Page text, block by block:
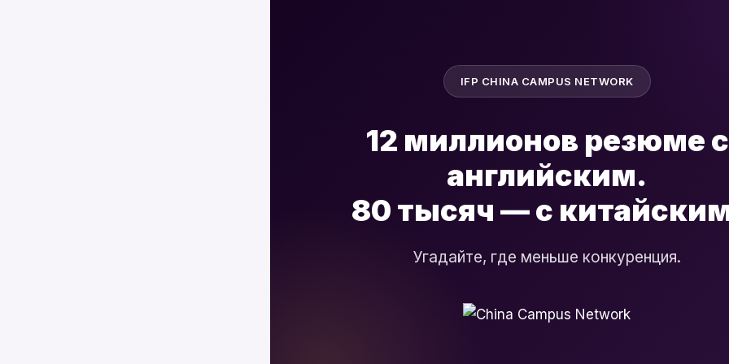
IFP CHINA CAMPUS NETWORK
12 миллионов резюме с
английским.
80 тысяч — с
Угадайте, где меньше конкуренция.